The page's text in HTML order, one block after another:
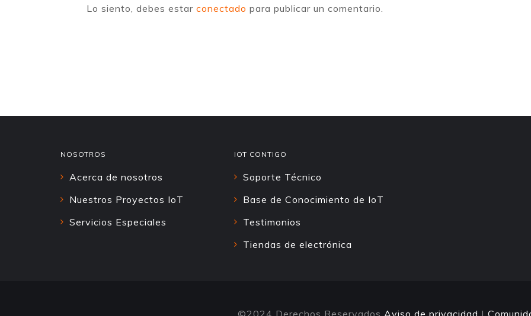
Lo siento, debes estar conectado para publicar un comentario.
NOSOTROS
Acerca de nosotros
Nuestros Proyectos IoT
Servicios Especiales
IOT CONTIGO
Soporte Técnico
Base de Conocimiento de IoT
Testimonios
Tiendas de electrónica
©2024 Derechos Reservados Aviso de privacidad |